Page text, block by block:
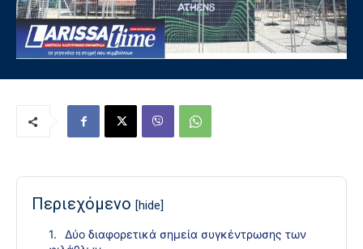
Περιεχόμενο [hide]
Δύο διαφορετικά σημεία συγκέντρωσης των